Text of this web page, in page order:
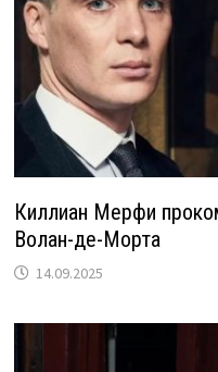
Киллиан Мерфи
Волан-де-Морта
14.09.2025